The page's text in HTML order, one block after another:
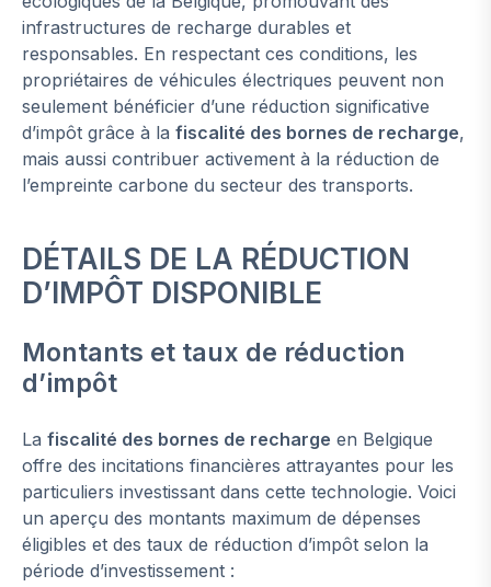
infrastructures de recharge durables et
responsables. En respectant ces conditions, les
propriétaires de véhicules électriques peuvent non
seulement bénéficier d’une réduction significative
d’impôt grâce à la fiscalité des bornes de recharge,
mais aussi contribuer activement à la réduction de
l’empreinte carbone du secteur des transports.
DÉTAILS DE LA RÉDUCTION
D’IMPÔT DISPONIBLE
Montants et taux de réduction
d’impôt
La fiscalité des bornes de recharge en Belgique
offre des incitations financières attrayantes pour les
particuliers investissant dans cette technologie. Voici
un aperçu des montants maximum de dépenses
éligibles et des taux de réduction d’impôt selon la
période d’investissement :